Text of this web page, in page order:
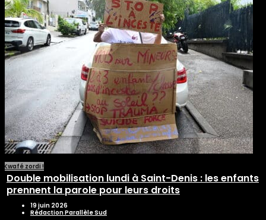
Kwafé zordi !
Double mobilisation lundi à Saint-Denis : les enfants
prennent la parole pour leurs droits
19 juin 2026
Rédaction Parallèle Sud